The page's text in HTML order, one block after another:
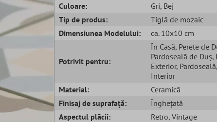
Culoare: Gri, Bej
Tip de produs:
Tiglă de mozaic
Dimensiunea Modelului:
ca. 10x10 cm
Potrivit pentru:
În Casă, Perete de
Pardoseală de Duș,
Exterior, Pardoseală
Interior
Material:
Ceramică
Finisaj de suprafață:
Înghețată
Aspectul plăcii:
Retro, Vintage